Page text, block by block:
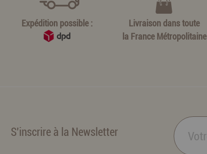
Expédition possible :
Livraison dans toute
la France Métropolitaine
S'inscrire à la Newsletter